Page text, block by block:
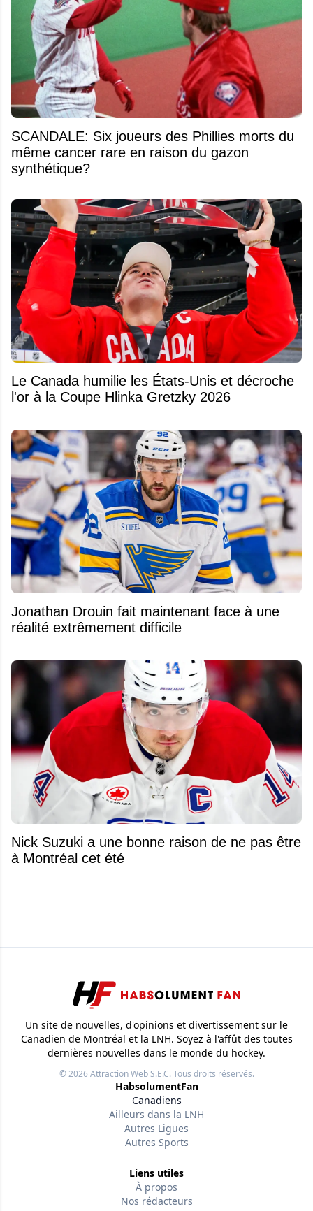
SCANDALE: Six joueurs des Phillies morts du
même cancer rare en raison du gazon
synthétique?
Le Canada humilie les États-Unis et décroche
l'or à la Coupe Hlinka Gretzky 2026
Jonathan Drouin fait maintenant face à une
réalité extrêmement difficile
Nick Suzuki a une bonne raison de ne pas être
à Montréal cet été
Un site de nouvelles, d'opinions et divertissement sur le
Canadien de Montréal et la LNH. Soyez à l'affût des toutes
dernières nouvelles dans le monde du hockey.
© 2026Attraction Web S.E.C.Tous droits réservés.
HabsolumentFan
Canadiens
Ailleurs dans la LNH
Autres Ligues
Autres Sports
Liens utiles
À propos
Nos rédacteurs